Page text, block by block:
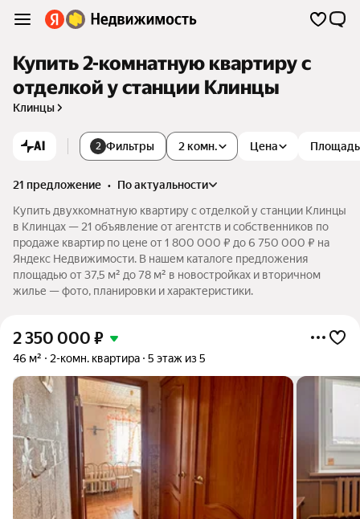
Купить 2-комнатную квартиру с
отделкой у станции Клинцы
Клинцы
AI 2 Фильтры 2 комн. Цена Площадь
21 предложение •
по актуальности
Купить двухкомнатную квартиру с отделкой у станции Клинцы
в Клинцах — 21 объявление от агентств и собственников по
продаже квартир по цене от 1 800 000 ₽ до 6 750 000 ₽ на
Яндекс Недвижимости. В нашем каталоге предложения
площадью от 37,5 м² до 78 м² в новостройках и вторичном
жилье — фото, планировки и характеристики.
2 350 000 ₽
46 м² 2-комн. квартира 5 этаж из 5